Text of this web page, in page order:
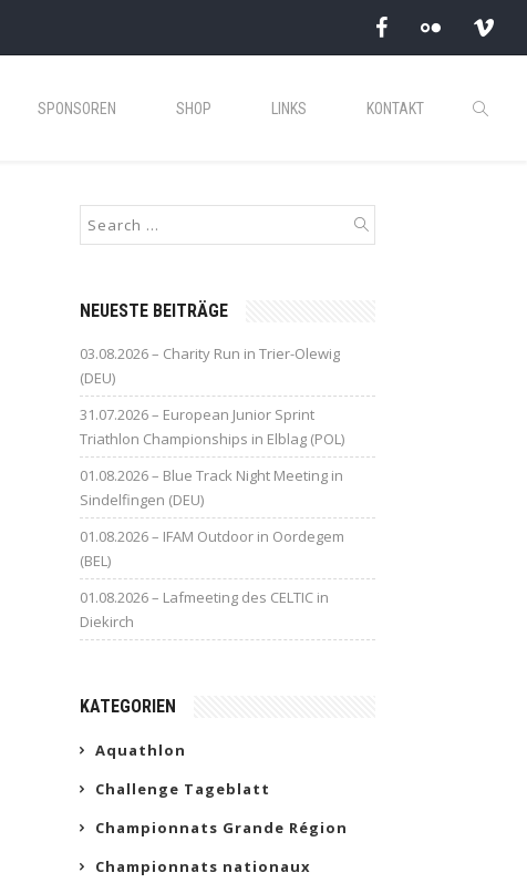
SPONSOREN SHOP LINKS KONTAKT
NEUESTE BEITRÄGE
03.08.2026 – Charity Run in Trier-Olewig
(DEU)
31.07.2026 – European Junior Sprint
Triathlon Championships in Elblag (POL)
01.08.2026 – Blue Track Night Meeting in
Sindelfingen (DEU)
01.08.2026 – IFAM Outdoor in Oordegem
(BEL)
01.08.2026 – Lafmeeting des CELTIC in
Diekirch
KATEGORIEN
Aquathlon
Challenge Tageblatt
Championnats Grande Région
Championnats nationaux